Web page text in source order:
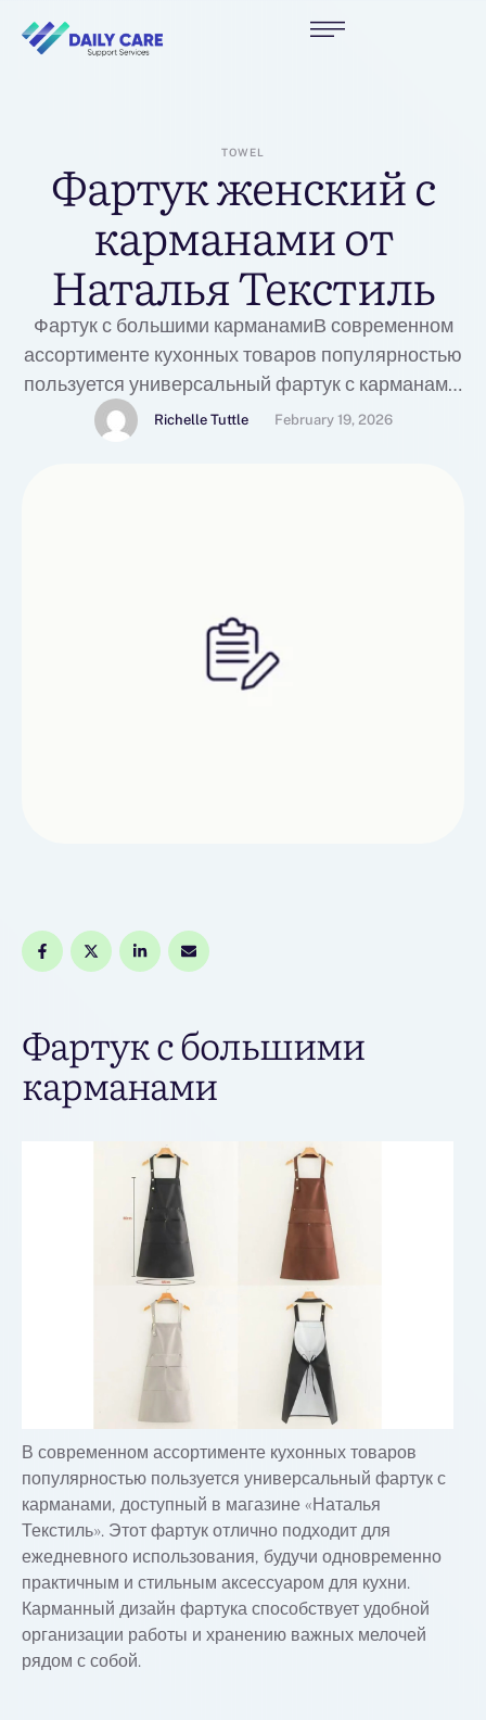
TOWEL
Фартук женский с
карманами от
Наталья Текстиль
Фартук с большими карманамиВ современном
ассортименте кухонных товаров популярностью
пользуется универсальный фартук с карманами,
доступный в магазине «Наталья Текстиль». Этот
фартук отлично подходит для ежедневного
качества и плюсы универсального
фартукаВысококачественные пестротканые
материалы, …
Richelle Tuttle February 19, 2026
Фартук с большими
карманами
В современном ассортименте кухонных товаров
популярностью пользуется универсальный фартук с
карманами, доступный в магазине «Наталья
Текстиль». Этот фартук отлично подходит для
ежедневного использования, будучи одновременно
практичным и стильным аксессуаром для кухни.
Карманный дизайн фартука способствует удобной
организации работы и хранению важных мелочей
рядом с собой.